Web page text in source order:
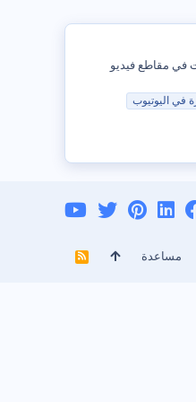
في مقاطع فيديو
في اليوتيوب
مساعدة
R